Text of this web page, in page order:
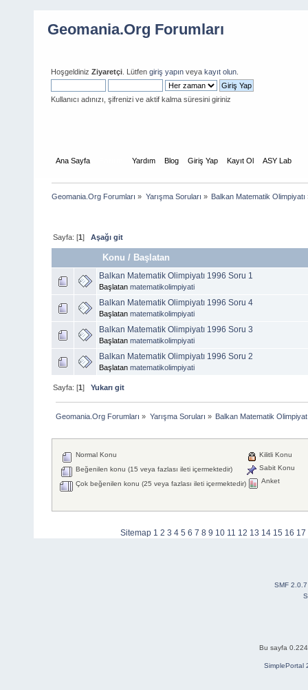
Geomania.Org Forumları
Hoşgeldiniz Ziyaretçi . Lütfen giriş yapın veya kayıt olun
Kullanıcı adınızı, şifrenizi ve aktif kalma süresini giriniz
Ana Sayfa Yardım Blog Giriş Yap Kayıt Ol ASY Lab
Geomania.Org Forumları » Yarışma Soruları » Balkan Matematik Olimpiyatı
Sayfa: [1]Aşağı git
Konu / Başlatan
Balkan Matematik Olimpiyatı 1996 Soru 1
Başlatan matematikolimpiyati
Balkan Matematik Olimpiyatı 1996 Soru 4
Başlatan matematikolimpiyati
Balkan Matematik Olimpiyatı 1996 Soru 3
Başlatan matematikolimpiyati
Balkan Matematik Olimpiyatı 1996 Soru 2
Başlatan matematikolimpiyati
Sayfa: [1]Yukarı git
Geomania.Org Forumları » Yarışma Soruları » Balkan Matematik
Normal Konu
Beğenilen konu (15 veya fazlası ileti içermektedir)
Çok beğenilen konu (25 veya fazlası ileti içermektedir)
Kilitli Konu
Sabit Konu
Anket
Sitemap 1 2 3 4 5 6 7 8 9 10 11 12 13 14 15 16 17
SMF 2.0.7
Bu sayfa
SimplePortal